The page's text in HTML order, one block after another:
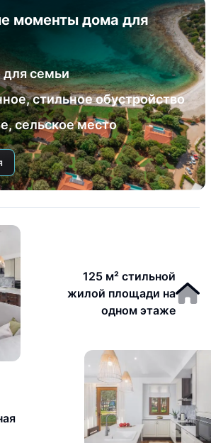
моменты дома для
семьи
стильное обустройство
сельское место
125 м² стильной
жилой площади на
одном этаже